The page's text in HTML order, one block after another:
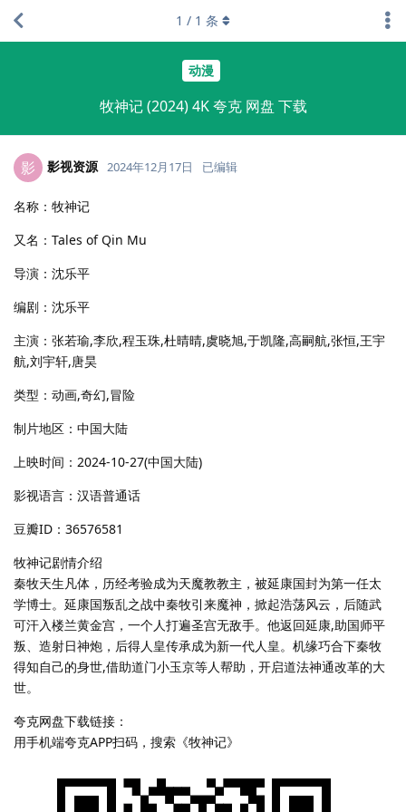
动漫
牧神记 (2024) 4K 夸克 网盘 下载
1 / 1 条
影 影视资源 2024年12月17日 已编辑
名称：牧神记
又名：Tales of Qin Mu
导演：沈乐平
编剧：沈乐平
主演：张若瑜,李欣,程玉珠,杜晴晴,虞晓旭,于凯隆,高嗣航,张恒,王宇
航,刘宇轩,唐昊
类型：动画,奇幻,冒险
制片地区：中国大陆
上映时间：2024-10-27(中国大陆)
影视语言：汉语普通话
豆瓣ID：36576581
牧神记剧情介绍
秦牧天生凡体，历经考验成为天魔教教主，被延康国封为第一任太
学博士。延康国叛乱之战中秦牧引来魔神，掀起浩荡风云，后随武
可汗入楼兰黄金宫，一个人打遍圣宫无敌手。他返回延康,助国师平
叛、造射日神炮，后得人皇传承成为新一代人皇。机缘巧合下秦牧
得知自己的身世,借助道门小玉京等人帮助，开启道法神通改革的大
世。
夸克网盘下载链接：
用手机端夸克APP扫码，搜索《牧神记》